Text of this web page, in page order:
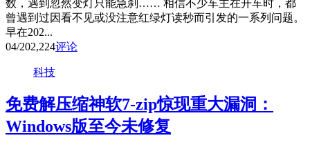
数，遇到忽然变灯只能急刹…… 相信不少车主在开车时，都
曾遇到过因看不见或没注意红绿灯读秒而引发的一系列问题。
早在202...
04/202,224评论
科技
免费解压缩神软7-zip惊现重大漏洞：
Windows版至今未修复